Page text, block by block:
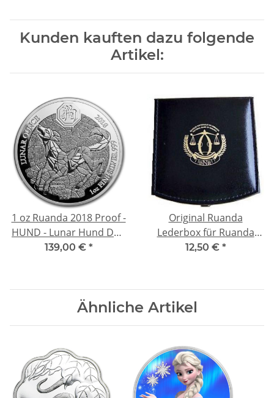
Kunden kauften dazu folgende
Artikel:
1 oz Ruanda 2018 Proof -
HUND - Lunar Hund Dog
Jahr des Hundes silber -
139,00 € *
Original Ruanda
Lederbox für Ruanda
Nautical Ounce / African
12,50 € *
Ähnliche Artikel